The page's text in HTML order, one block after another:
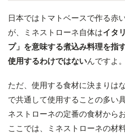
日本ではトマトベースで作る赤
が、ミネストローネ自体はイタ
プ」を意味する煮込み料理を指
使用するわけではないんですよ。
ただ、使用する食材に決まりは
で共通して使用することの多い
ネストローネの定番の食材から
ここでは、ミネストローネの材